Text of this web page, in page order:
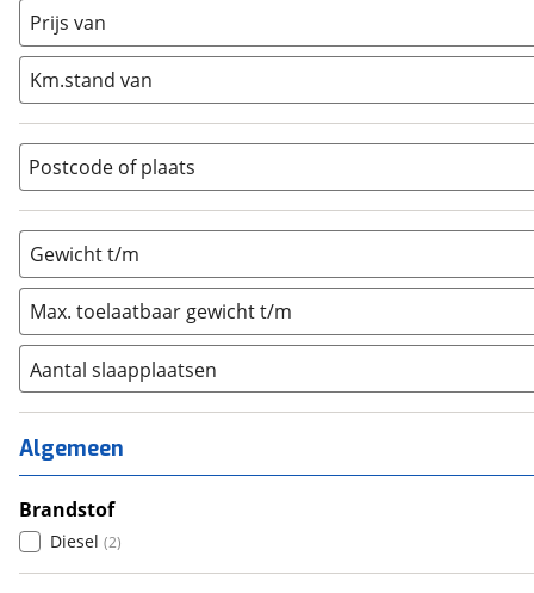
Half-integraal
Integraal (0)
Opzetunit (0
Vouwwagen (0)
Prijs van
Km.stand van
Postcode of plaats
Gewicht t/m
Max. toelaatbaar gewicht t/m
Aantal slaapplaatsen
1 (0)
2 (2)
3 (3)
4 (11)
5 (0)
6+ (0)
Algemeen
Brandstof
Diesel (2)